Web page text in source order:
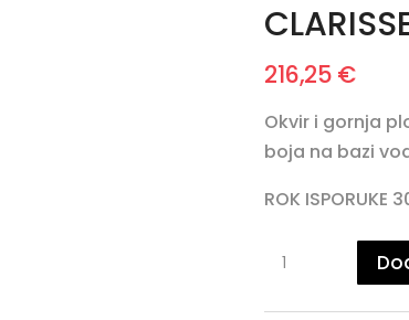
216,25 €
Okvir i gornja
boja na bazi
ROK ISPORUKE
stolić
1L-